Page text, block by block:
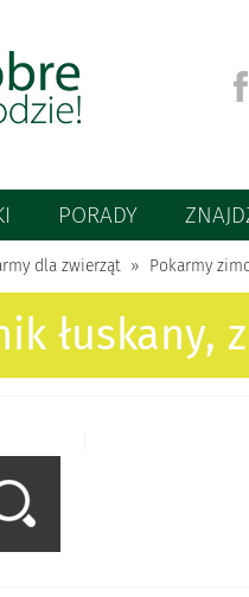
PORADY
dla zwierząt Pokarmy
łuskany,